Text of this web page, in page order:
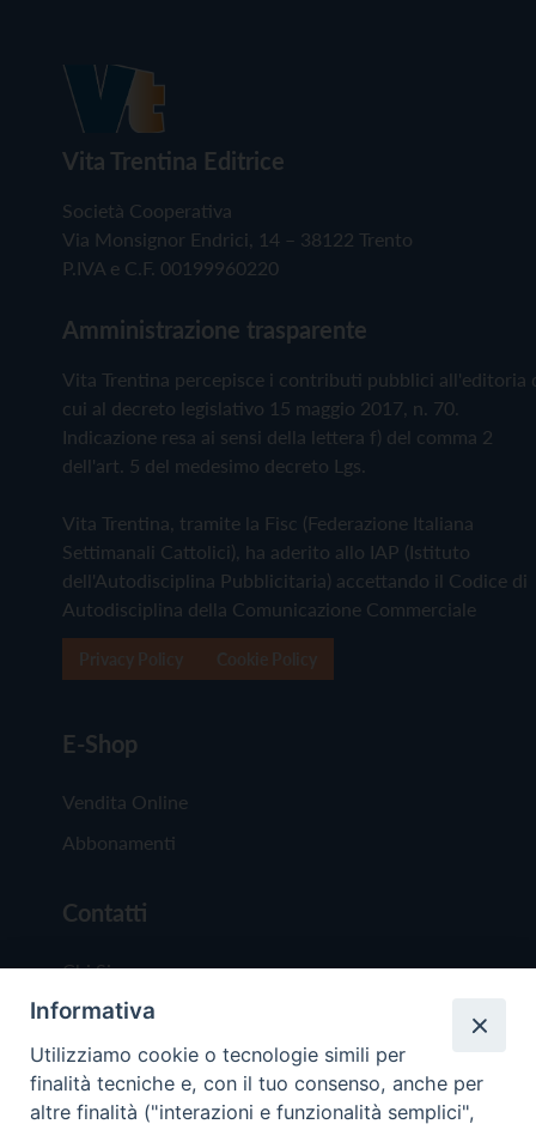
Vita Trentina Editrice
Società Cooperativa
Via Monsignor Endrici, 14 – 38122 Trento
P.IVA e C.F. 00199960220
Amministrazione trasparente
Vita Trentina percepisce i contributi pubblici all'editoria
cui al decreto legislativo 15 maggio 2017, n. 70.
Indicazione resa ai sensi della lettera f) del comma 2
dell'art. 5 del medesimo decreto Lgs.
Vita Trentina, tramite la Fisc (Federazione Italiana
Settimanali Cattolici), ha aderito allo IAP (Istituto
dell'Autodisciplina Pubblicitaria) accettando il Codice di
Autodisciplina della Comunicazione Commerciale
E-Shop
Vendita Online
Abbonamenti
Contatti
Chi Siamo
Redazione
Scrivici
Informativa
Utilizziamo cookie o tecnologie simili per
finalità tecniche e, con il tuo consenso, anche per
altre finalità ("interazioni e funzionalità semplici",